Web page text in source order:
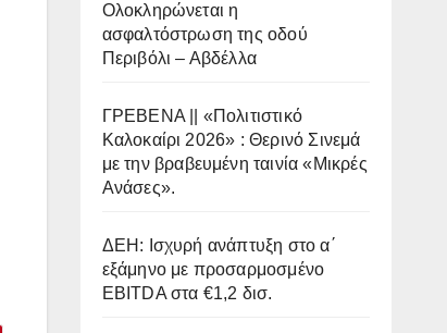
Ολοκληρώνεται η
ασφαλτόστρωση της οδού
Περιβόλι – Αβδέλλα
ΓΡΕΒΕΝΑ || «Πολιτιστικό
Καλοκαίρι 2026» : Θερινό Σινεμά
με την βραβευμένη ταινία «Μικρές
Ανάσες».
ΔΕΗ: Ισχυρή ανάπτυξη στο α΄
εξάμηνο με προσαρμοσμένο
EBITDA στα €1,2 δισ.